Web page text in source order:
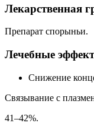
Лекарственная
Препарат спорыньи.
Лечебные
Снижение
Связывание с
41–42%.